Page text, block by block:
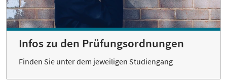
Infos zu den Prüfungsordnungen
Finden Sie unter dem jeweiligen Studiengang